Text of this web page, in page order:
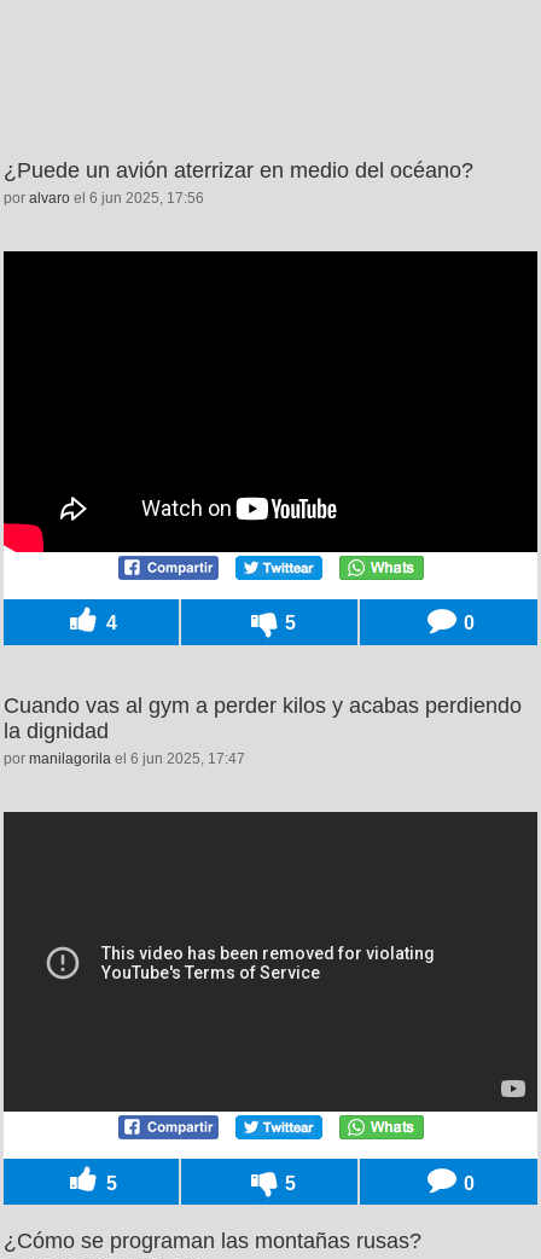
¿Puede un avión aterrizar en medio del océano?
por alvaro el 6 jun 2025, 17:56
4 5 0
Cuando vas al gym a perder kilos y acabas perdiendo
la dignidad
por manilagorila el 6 jun 2025, 17:47
5 5 0
¿Cómo se programan las montañas rusas?